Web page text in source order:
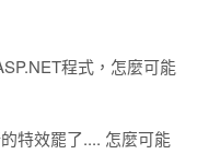
程式，怎麼可能
特效罷了.... 怎麼可能